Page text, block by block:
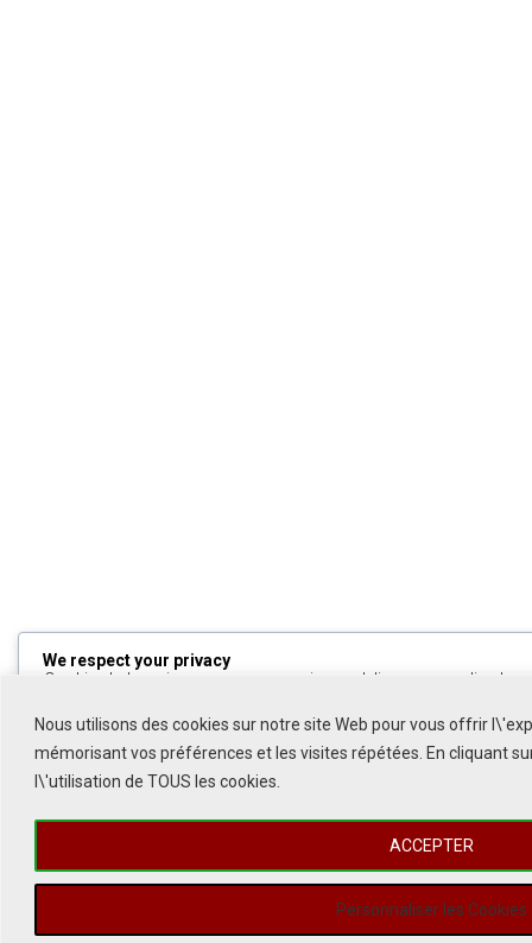
Nous utilisons des cookies sur notre site Web pour vous offrir
mémorisant vos préférences et les visites répétées. En cliquant
l\'utilisation de TOUS les cookies.
Personnaliser les Cookies
ACCEPTER
We respect your privacy
Cookies help us improve your experience, deliver personalized
Allto decline non-essential cookies.
Reject All
Powered by